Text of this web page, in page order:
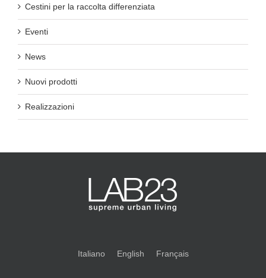
Cestini per la raccolta differenziata
Eventi
News
Nuovi prodotti
Realizzazioni
Italiano English Français